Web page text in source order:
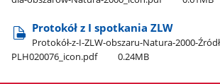
Protokół z I spotkania ZLW
Protokół-z-I-ZLW-obszaru-Natura-2000-
PLH020076​_icon.pdf
0.24MB